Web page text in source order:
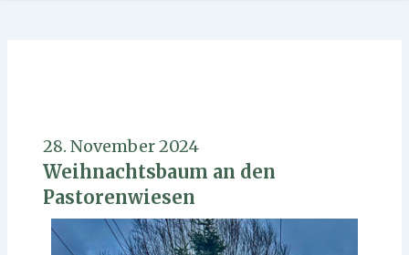
28. November 2024
Weihnachtsbaum an den
Pastorenwiesen